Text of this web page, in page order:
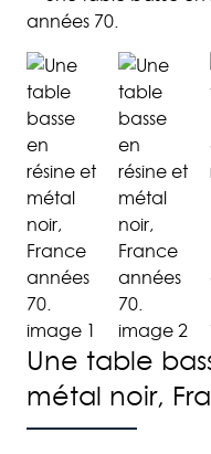
Une table
métal noir,